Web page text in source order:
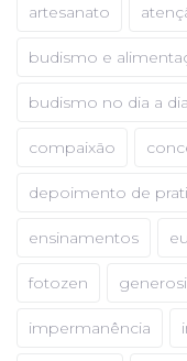
artesanato
budismo e
budismo no dia a dia
compaixão
depoimento de
ensinamentos eu
fotozen
impermanência